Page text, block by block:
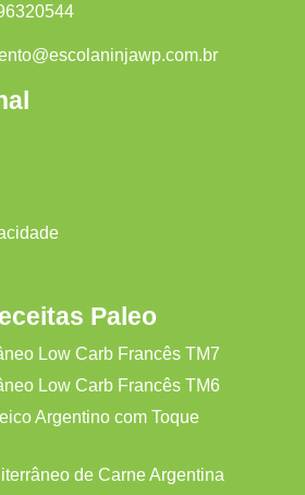
Paleo
Low Carb Francês TM7
Low Carb Francês TM6
Argentino com Toque
de Carne Argentina